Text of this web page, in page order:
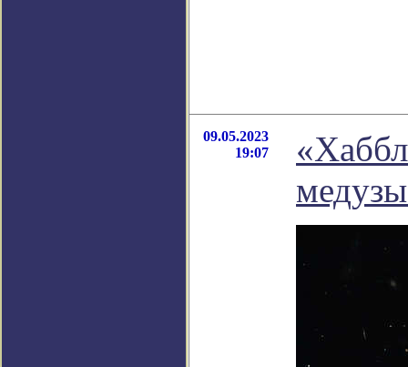
09.05.2023
19:07